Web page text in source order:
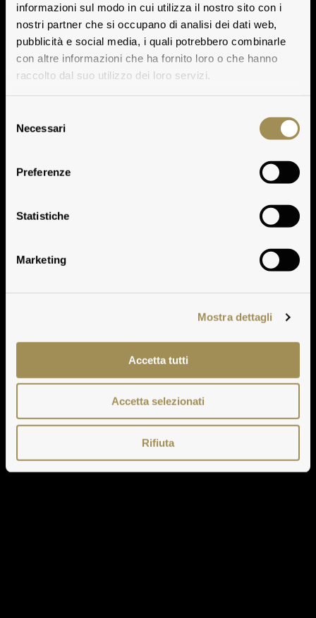
informazioni sul modo in cui utilizza il nostro sito con i
nostri partner che si occupano di analisi dei dati web,
pubblicità e social media, i quali potrebbero combinarle
con altre informazioni che ha fornito loro o che hanno
raccolto dal suo utilizzo dei loro servizi.
delNecessari
Preferenze
Statistiche
Marketing
Mostra dettagli
Accetta tutti
Accetta selezionati
Rifiuta
Tasting Notes